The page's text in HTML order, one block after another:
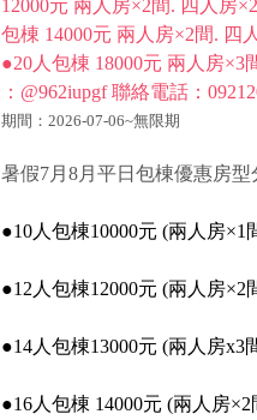
12000元 兩人房×2間. 四人房
包棟 14000元 兩人房×2間. 四
●20人包棟 18000元 兩人房
：@962iupgf 聯絡電話：
期間：2026-07-06~無限期
暑假7月8月平日包棟優惠房型
●10人包棟10000元 (兩人房×1
●12人包棟12000元 (兩人房×2
●14人包棟13000元 (兩人房x3
●16人包棟 14000元 (兩人房